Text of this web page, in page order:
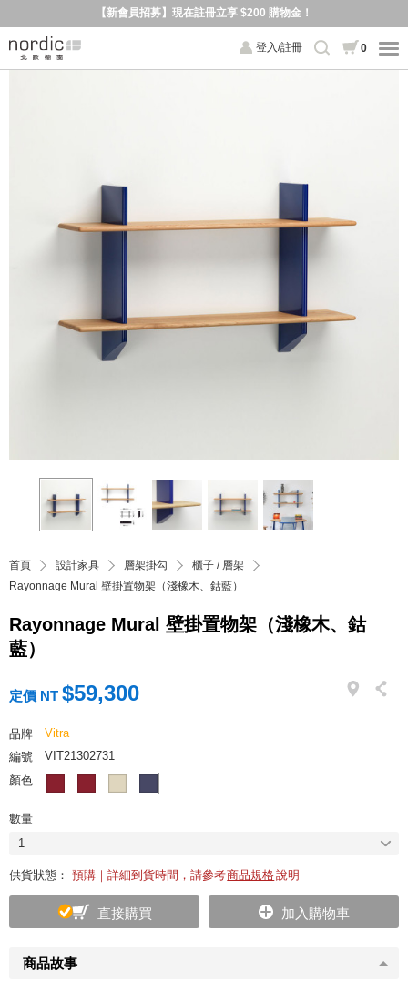
【新會員招募】現在註冊立享 $200 購物金！
登入/註冊 0
首頁 設計家具 層架掛勾
櫃子 / 層架
Rayonnage Mural 壁掛置物架（淺橡木、鈷藍）
Rayonnage Mural 壁掛置物架（淺橡木、鈷
藍）
商品故事
定價 NT $59,300
品牌
Vitra
編號
VIT21302731
顏色
數量
1
供貨狀態： 預購｜詳細到貨時間，請參考商品規格說明
直接購買 加入購物車